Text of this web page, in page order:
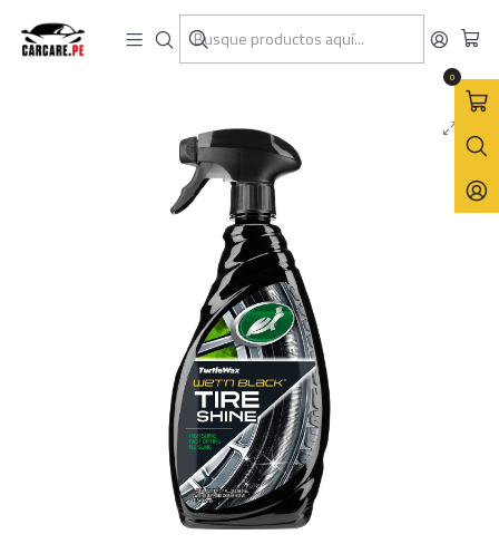
0
Inicio Aros y Llantas
Abrillantador de Llantas en Spray Wet'n Black Tire Shine 680mL